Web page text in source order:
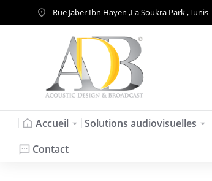
Rue Jaber Ibn Hayen ,La Soukra Park ,Tunis
Accueil Solutions audiovisuelles
Contact